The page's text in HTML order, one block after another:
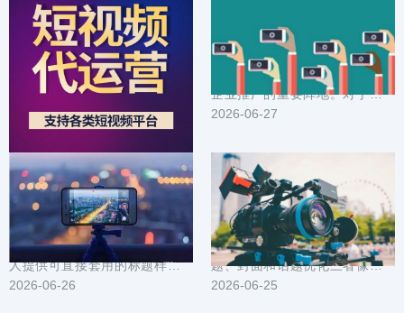
抖音广告在滨州的成功案例：创意与落地策略揭秘
在滨州这座节奏快、审美挑剔的
城市，抖音广告如何从创意出
发、一路落地到实际转化？本文
把一线案例拆成可复...
2026-06-28
滨州企业抖音推广方案_定制化内容营销_精准触达目标用户
在数字化营销时代，抖音已成为
企业推广的重要阵地。对于滨州
企业而言，如何利用抖音平台实
2026-06-27
本地引流利器：滨州抖音推广标题封面与素材模板大全
为在滨州做本地生意或个人号的
人提供可直接套用的标题样式、
封面设计要点和短视频素材模
2026-06-26
滨州抖音推广技巧汇总：短视频选题封面与话题优化
在滨州做抖音推广，短视频的选
题、封面和话题优化三者像发动
机的三个缸，缺一不可。文中整
2026-06-25